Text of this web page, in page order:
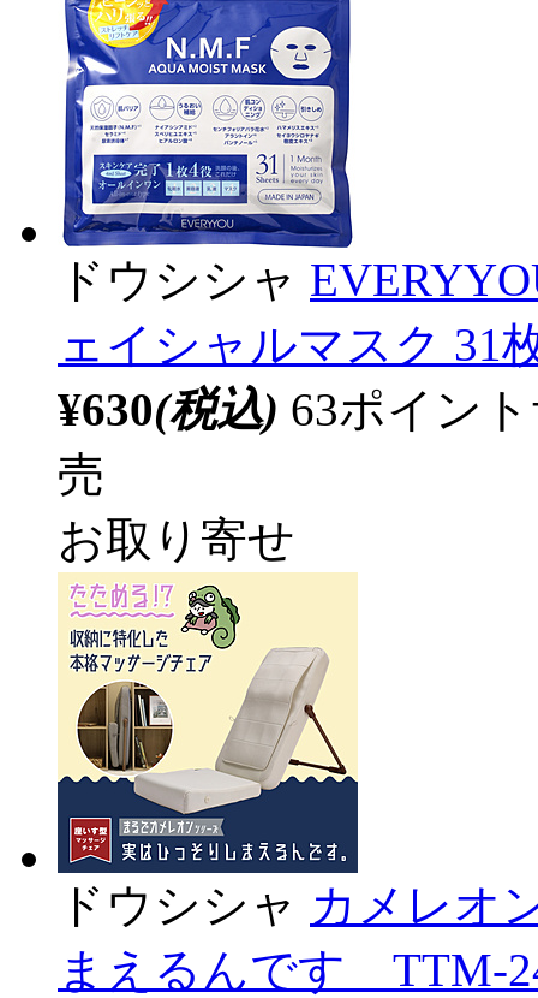
ドウシシャ
ェイシャルマスク 31
¥630(税込) 63ポイン
売
お取り寄せ
ドウシシャ カメレオ
まえるんです TTM-